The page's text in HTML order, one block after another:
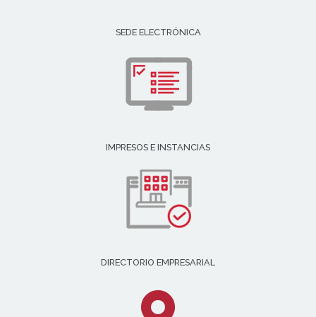
SEDE ELECTRÓNICA
IMPRESOS E INSTANCIAS
DIRECTORIO EMPRESARIAL